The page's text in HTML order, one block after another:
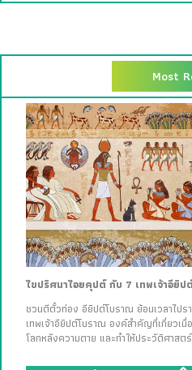
Most
ไขปริศนาไอยคุปต์ กับ 7 เทพเจ้าอียิป
ชวนตีตั๋วท่อง อียิปต์โบราณ ย้อนเวลาไป
เทพเจ้าอียิปต์โบราณ องค์สำคัญที่เกี่ยวเ
โลกหลังความตาย และทำให้ประวัติศาส